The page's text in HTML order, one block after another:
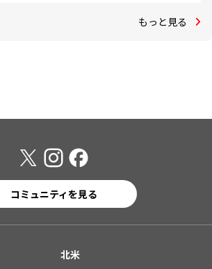
もっと見る
コミュニティを見る
北米